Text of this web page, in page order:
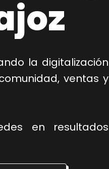
la digitalización
ventas y
en resultados